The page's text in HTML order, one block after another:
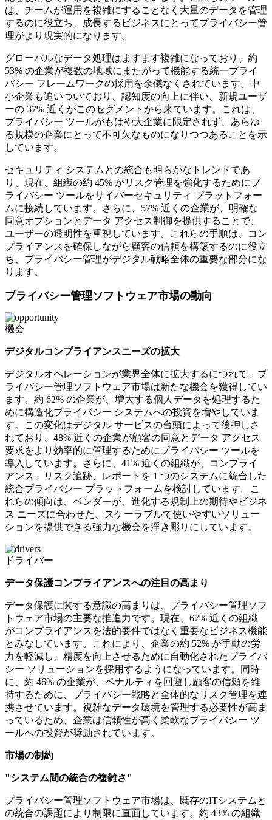
は、チームが運用を複雑にすることなく大量のデータを管理
するのに役立ち、成長するビジネスにとってプライバシー管
理がより現実的になります。
グローバルなデータ処理はますます複雑になっており、約
53% の企業が複数の地域にまたがって機能する統一プライ
バシー フレームワークの採用を余儀なくされています。中
小企業も追いついており、認知度の向上に伴い、新規ユーザ
ーの 37% 近くがこのセグメントから来ています。これは、
プライバシー ツールがもはや大企業に限定されず、あらゆ
る規模の企業にとって不可欠なものになりつつあることを示
しています。
セキュリティ システムとの統合も明らかなトレンドであ
り、現在、組織の約 45% がリスク管理を強化するためにプ
ライバシー ツールをサイバーセキュリティ プラットフォー
ムに接続しています。さらに、57% 近くの企業が、明確な
同意オプションとデータ アクセス制御を提供することで、
ユーザーの透明性を重視しています。これらの手順は、コン
プライアンスを確保しながら顧客の信頼を構築するのに役立
ち、プライバシー管理がデジタル戦略全体の重要な部分にな
ります。
プライバシー管理ソフトウェア市場の動向
機会
デジタルコンプライアンスニーズの拡大
デジタルオペレーションが業界全体に拡大するにつれて、プ
ライバシー管理ソフトウェア市場は新たな機会を獲得してい
ます。約 62% の企業が、増大する個人データを処理するた
めに構造化プライバシー システムへの投資を増やしていま
す。この変化はデジタル サービスの台頭によって後押しさ
れており、48% 近くの企業が顧客の同意とデータ アクセス
要求をより効率的に管理するためにプライバシー ツールを
導入しています。さらに、41% 近くの組織が、コンプライ
アンス、リスク追跡、レポートを 1 つのシステムに統合した
統合プライバシー プラットフォームを検討しています。こ
れらの傾向は、ベンダーが、進化する規制上の期待やビジネ
ス ニーズに合わせた、スケーラブルで使いやすいソリュー
ションを提供できる強力な機会を浮き彫りにしています。
ドライバー
データ保護コンプライアンスへの注目の高まり
データ保護に関する意識の高まりは、プライバシー管理ソフ
トウェア市場の主要な推進力です。現在、67% 近くの組織
がコンプライアンスを法的要件ではなく重要なビジネス機能
とみなしています。これにより、企業の約 52% が手動の労
力を軽減し、精度を向上させるために自動化されたプライバ
シー ソリューションを採用するようになっています。同時
に、約 46% の企業が、ペナルティを回避し顧客の信頼を維
持するために、プライバシー戦略と全体的なリスク管理を連
携させています。複雑なデータ環境を管理する必要性が高ま
っているため、企業は信頼性が高く柔軟なプライバシー ツ
ールへの投資が奨励されています。
市場の制約
"システム間の統合の複雑さ"
プライバシー管理ソフトウェア市場は、既存のITシステムと
の統合の課題により制限に直面しています。約 43% の組織